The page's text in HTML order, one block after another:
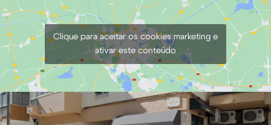
Clique para aceitar os cookies marketing e
ativar este conteúdo